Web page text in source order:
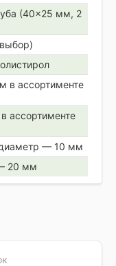
(40×25 мм, 2
в ассортименте
ассортименте
— 10 мм
20 мм